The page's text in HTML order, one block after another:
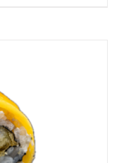
SZCZEGÓŁY